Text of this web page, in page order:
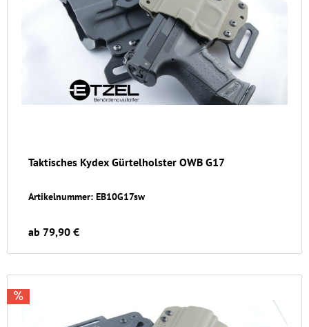
Taktisches Kydex Gürtelholster OWB G17
Artikelnummer: EB10G17sw
ab 79,90 €